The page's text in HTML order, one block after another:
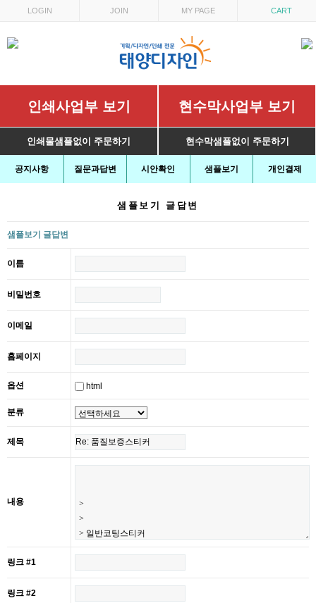
LOGIN JOIN MY PAGE CART
인쇄사업부 보기 현수막사업부 보기
인쇄물샘플없이 주문하기 현수막샘플없이 주문하기
공지사항 질문과답변 시안확인 샘플보기 개인결제
샘플보기 글답변
샘플보기 글답변
이름
비밀번호
이메일
홈페이지
옵션 html
분류
제목
내용
링크 #1
링크 #2